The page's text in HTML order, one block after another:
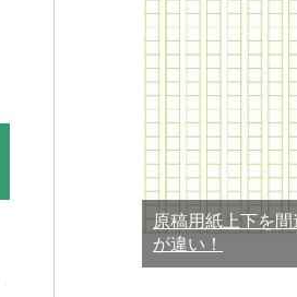
原稿用紙上下を
が違い！